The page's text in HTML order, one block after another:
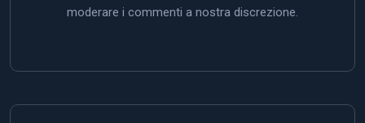
moderare i commenti a nostra discrezione.